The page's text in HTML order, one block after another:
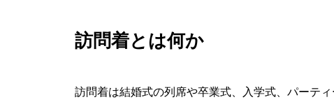
訪問着とは何か
訪問着は結婚式の列席や卒業式、入学式、パーテ